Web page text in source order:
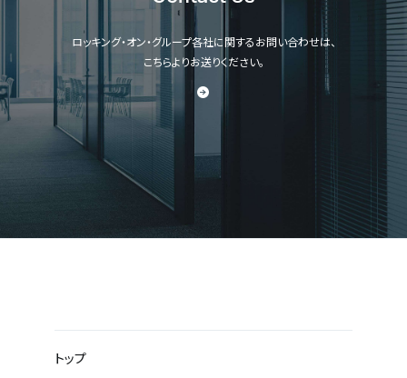
ロッキング・オン・グループ各社に関するお問い合わせは、
こちらよりお送りください。
トップ